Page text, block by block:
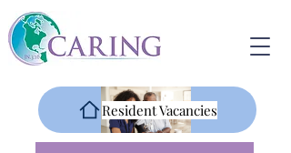
Resident Vacancies